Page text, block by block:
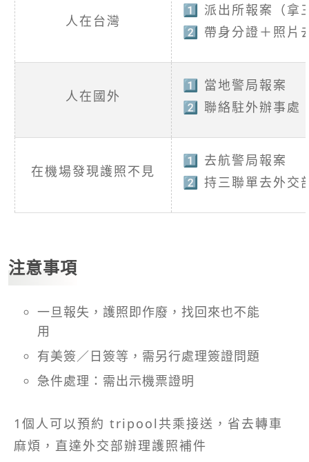
人在台灣
1️⃣ 派出所報案（拿
2️⃣ 帶身分證＋照片
人在國外
1️⃣ 當地警局報案
2️⃣ 聯絡駐外辦事處
在機場發現護照不見
1️⃣ 去航警局報案
2️⃣ 持三聯單去外交
注意事項
一旦報失，護照即作廢，找回來也不能
用
有美簽／日簽等，需另行處理簽證問題
急件處理：需出示機票證明
1個人可以預約 tripool共乘接送，省去轉車
麻煩，直達外交部辦理護照補件